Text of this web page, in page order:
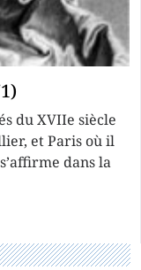
du XVIIe siècle
et Paris où il
dans la